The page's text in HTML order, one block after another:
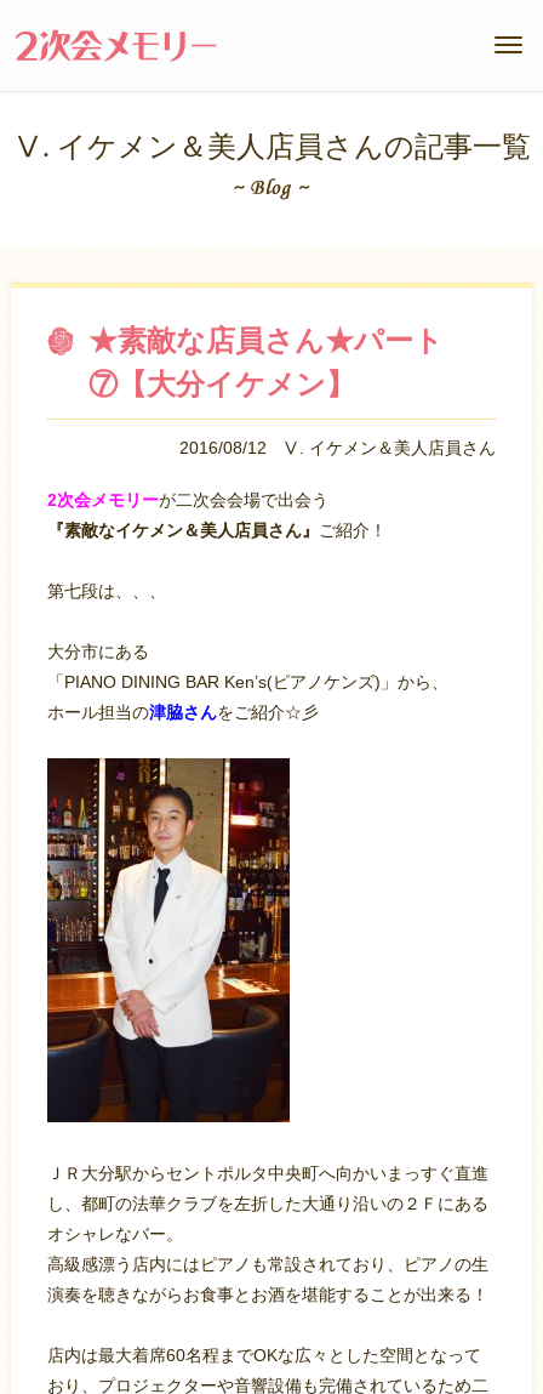
Ⅴ. イケメン＆美人店員さんの記事一覧
★素敵な店員さん★パート
⑦【大分イケメン】
2016/08/12 Ⅴ. イケメン＆美人店員さん
2次会メモリーが二次会会場で出会う
『素敵なイケメン＆美人店員さん』
ご紹介！
第七段は、、、
大分市にある
「PIANO DINING BAR Ken’s(ピアノケンズ)」から、
ホール担当の津脇さんをご紹介☆彡
ＪＲ大分駅からセントポルタ中央町へ向かいまっすぐ直進
し、都町の法華クラブを左折した大通り沿いの２Ｆにある
オシャレなバー。
高級感漂う店内にはピアノも常設されており、ピアノの生
演奏を聴きながらお食事とお酒を堪能することが出来る！
店内は最大着席60名程までOKな広々とした空間となって
おり、プロジェクターや音響設備も完備されているため二